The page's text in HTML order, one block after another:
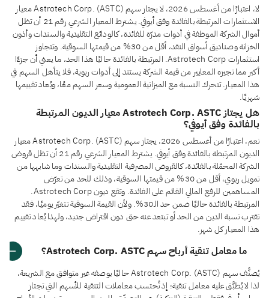
لا، اعتبارًا من أغسطس 2026، لا يجتاز سهم Astrotech Corp. (ASTC) معيار
الاستثمارات المرتبطة بالفائدة وفق أيوفي. يشترط المعيار الشرعي رقم 21 أن تظل
أموال الشركة الموظفة في أدوات مدرّة للفائدة، كالودائع التقليدية والسندات وأذون
الخزانة وصناديق أسواق النقد، أقل من 30% من قيمتها السوقية. وتتجاوز
استثمارات Astrotech Corp. المرتبطة بالفائدة حاليًا هذا الحد، ما يعني أن جزءًا
أكبر مما تجيزه المعايير من قيمة الشركة يستند إلى أدوات ربوية، فلا يتأهل السهم في
هذا المعيار. تتحرك النسبة مع الميزانية العمومية وسعر السهم معًا، ويُعاد تقييمها
شهريًا.
هل يجتاز Astrotech Corp. ASTC معيار الديون المرتبطة
بالفائدة وفق أيوفي؟
نعم، اعتبارًا من أغسطس 2026، يجتاز سهم Astrotech Corp. (ASTC) معيار
الديون المرتبطة بالفائدة وفق أيوفي. يشترط المعيار الشرعي رقم 21 أن تظل قروض
الشركة المحمّلة بالفائدة، كالقروض المصرفية التقليدية والسندات وما شابهها من
تمويل ربوي، أقل من 30% من قيمتها السوقية، وذلك للحد من تعرّض
المساهمين للرفع المالي القائم على الفائدة. وتقع ديون Astrotech Corp.
المرتبطة بالفائدة حاليًا ضمن حد الـ30%. ولأن القيمة السوقية تتغيّر يوميًا، فقد
تقترب نسبة الدين من الحد أو تبتعد عنه حتى دون اقتراض جديد، ولهذا يُعاد تقييم
هذا المعيار كل شهر.
ما معامل تنقية أرباح سهم Astrotech Corp. ASTC؟
يُصنَّف سهم Astrotech Corp. (ASTC) حاليًا بوصفه غير متوافق مع الشريعة،
لذا لا يُطبَّق عليه معامل تنقية؛ إذ تُحتسب معاملات التنقية للأسهم التي تجتاز